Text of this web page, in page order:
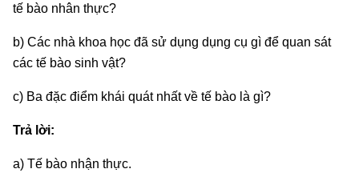
tế bào nhân thực?
b) Các nhà khoa học đã sử dụng dụng cụ gì để quan sát
các tế bào sinh vật?
c) Ba đặc điểm khái quát nhất về tế bào là gì?
Trả lời:
a) Tế bào nhận thực.